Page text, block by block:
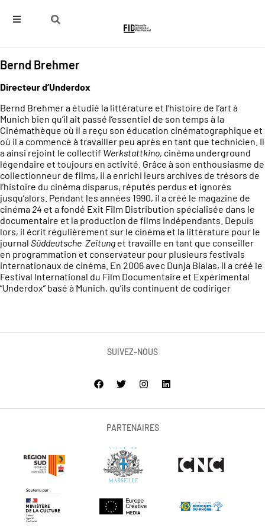
Bernd Brehmer
Directeur d’Underdox
Bernd Brehmer a étudié la littérature et l’histoire de l’art à
Munich bien qu’il ait passé l’essentiel de son temps à la
Cinémathèque où il a reçu son éducation cinématographique et
où il a commencé à travailler peu après en tant que technicien. Il
a ainsi rejoint le collectif Werkstattkino, cinéma underground
légendaire et toujours en activité. Grâce à son enthousiasme de
collectionneur de films, il a enrichi leurs archives de trésors de
l’histoire du cinéma disparus, réputés perdus et ignorés
jusqu’alors. Pendant les années 1990, il a créé le magazine de
cinéma 24 et a fondé Exit Film Distribution spécialisée dans le
documentaire et la production de films indépendants. Depuis
lors, il écrit régulièrement sur le cinéma et la littérature pour le
journal Süddeutsche Zeitung et travaille en tant que conseiller
en programmation et conservateur pour plusieurs festivals
internationaux de cinéma. En 2006 avec Dunja Bialas, il a créé le
Festival International du Film Documentaire et Expérimental
“Underdox” basé à Munich, qu’ils continuent de codiriger
SUIVEZ-NOUS
PARTENAIRES